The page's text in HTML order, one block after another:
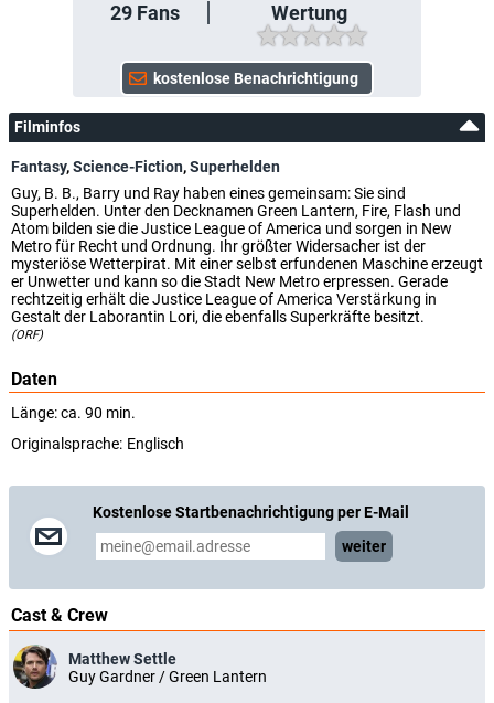
29Fans Wertung
Filminfos
Fantasy,Science-Fiction,Superhelden
Guy, B. B., Barry und Ray haben eines gemeinsam: Sie sind
Superhelden. Unter den Decknamen Green Lantern, Fire, Flash und
Atom bilden sie die Justice League of America und sorgen in New
Metro für Recht und Ordnung. Ihr größter Widersacher ist der
mysteriöse Wetterpirat. Mit einer selbst erfundenen Maschine erzeugt
er Unwetter und kann so die Stadt New Metro erpressen. Gerade
rechtzeitig erhält die Justice League of America Verstärkung in
Gestalt der Laborantin Lori, die ebenfalls Superkräfte besitzt.
(ORF)
Daten
Länge: ca. 90 min.
Originalsprache: Englisch
Kostenlose Startbenachrichtigung per E-Mail
weiter
Cast & Crew
Matthew Settle
Guy Gardner / Green Lantern